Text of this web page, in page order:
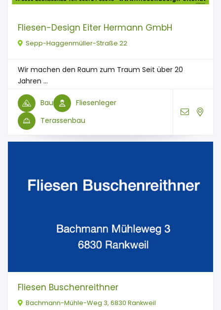
Fliesen-Design Eiter Hermann GmbH
Sepp-Haggenmüller-Straße 22
Wir machen den Raum zum Traum Seit über 20
Jahren ...
Bau
Fliesenleger
Terassenbau
Fliesen Buschenreithner
Bachmann-Mühle-Weg 3, 6830 Rankweil